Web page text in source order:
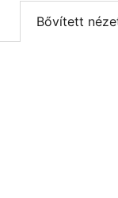
Bővített